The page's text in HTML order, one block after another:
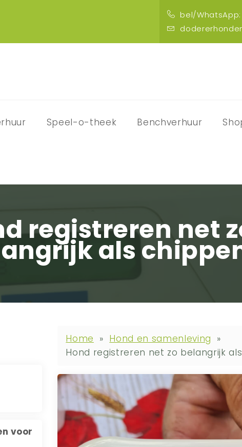
bel/WhatsApp:
Speel-o-theek Benchverhuur
registreren net
als
voor
Home » Hond en samenleving »
Hond registreren net zo belangrijk